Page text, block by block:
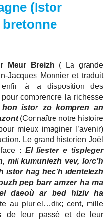
(Istor
bretonne
Meur Breizh ( La grande
Jacques Monnier et traduit
à la disposition des
comprendre la richesse
hon istor zo kompren an
(Connaître notre histoire
mieux imaginer l’avenir)
Le grand historien Joël
: El liester e tispleger
mil kumuniezh vev, lorc’h
istor hag hec’h identelezh
pep barr amzer ha ma
daeoù ar bed hiziv ha
au pluriel…dix; cent, mille
de leur passé et de leur